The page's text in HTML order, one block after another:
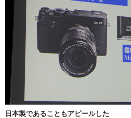
日本製であることもアピールした